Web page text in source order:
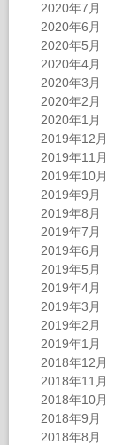
2020年7月
2020年6月
2020年5月
2020年4月
2020年3月
2020年2月
2020年1月
2019年12月
2019年11月
2019年10月
2019年9月
2019年8月
2019年7月
2019年6月
2019年5月
2019年4月
2019年3月
2019年2月
2019年1月
2018年12月
2018年11月
2018年10月
2018年9月
2018年8月